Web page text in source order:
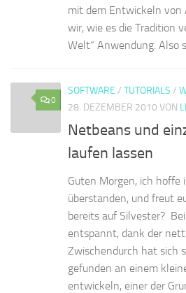
mit dem Entwickeln von
wir, wie es die Tradition
Welt“ Anwendung. Also
0
SOFTWARE / TUTORIALS /
28. DEZEMBER 2010 VON
Netbeans und
laufen lassen
Guten Morgen, ich
überstanden, und freut
bereits auf Silvester?
entspannt, dank der
Zwischendurch hat sich
gefunden an einem
entwickeln, einer der